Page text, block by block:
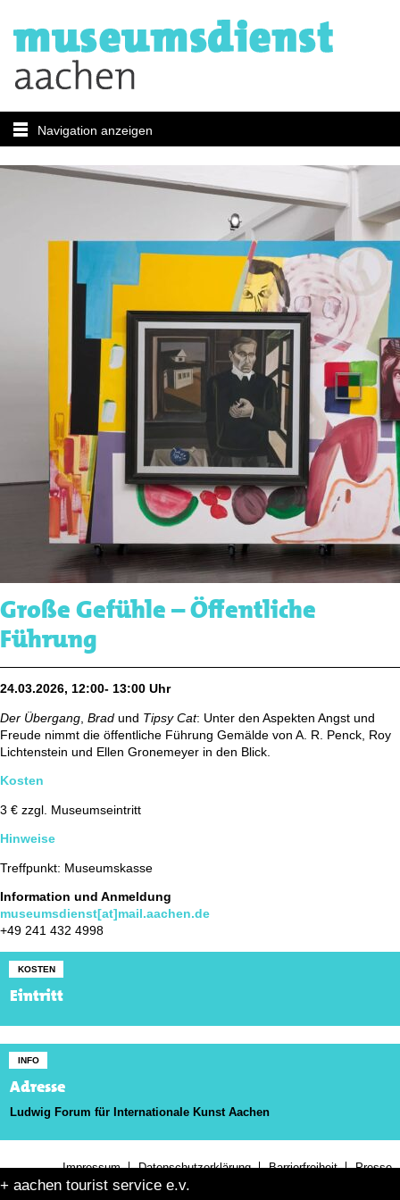
Navigation anzeigen
Große Gefühle – Öffentliche
Führung
24.03.2026, 12:00- 13:00 Uhr
Der Übergang Brad und Tipsy Cat: Unter den Aspekten Angst und
Freude nimmt die öffentliche Führung Gemälde von A. R. Penck, Roy
Lichtenstein und Ellen Gronemeyer in den Blick.
Kosten
3 € zzgl. Museumseintritt
Hinweise
Treffpunkt: Museumskasse
Information und Anmeldung
museumsdienst[at]mail.aachen.de
+49 241 432 4998
KOSTEN
Eintritt
INFO
Adresse
Ludwig Forum für Internationale Kunst Aachen
Impressum Datenschutzerklärung Barrierfreiheit Presse
+ aachen tourist service e.v.